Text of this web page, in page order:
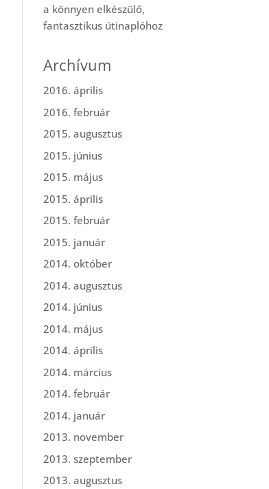
a könnyen elkészülő,
fantasztikus útinaplóhoz
Archívum
2016. április
2016. február
2015. augusztus
2015. június
2015. május
2015. április
2015. február
2015. január
2014. október
2014. augusztus
2014. június
2014. május
2014. április
2014. március
2014. február
2014. január
2013. november
2013. szeptember
2013. augusztus